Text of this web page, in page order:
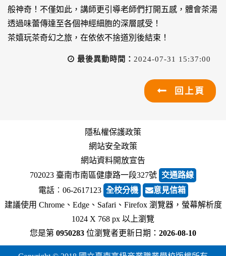
般神奇！不僅如此，講師更引導老師們打開五感，體會茶湯
透過味蕾傳達至各個神經細胞的深層感受！
茶嬉玩茶奇幻之旅，在依依不捨道別後結束！
最後異動時間： 2024-07-31 15:37:00
回上頁
隱私權保護政策
網站安全政策
網站資料開放宣告
702023 臺南市南區健康路一段327號 交通路線
電話︰06-2617123 全校分機
意見信箱
建議使用 Chrome、Edge、Safari、Firefox 瀏覽器，螢幕解析度
1024 X 768 px 以上瀏覽
您是第 0950283 位瀏覽者更新日期： 2026-08-10